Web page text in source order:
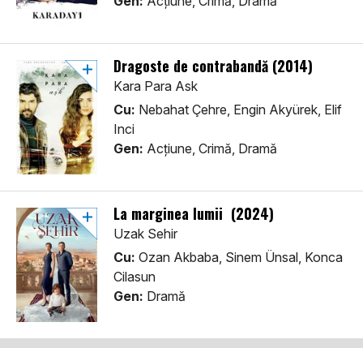
Dragoste de contrabandă (2014)
Kara Para Ask
Cu: Nebahat Çehre, Engin Akyürek, Elif
Inci
Gen: Acţiune, Crimă, Dramă
La marginea lumii (2024)
Uzak Sehir
Cu: Ozan Akbaba, Sinem Ünsal, Konca
Cilasun
Gen: Dramă